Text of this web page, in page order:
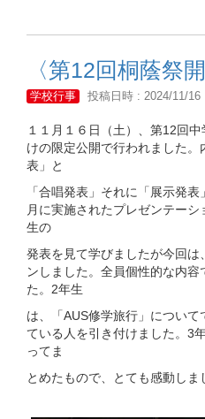
〈第12回桐蔭祭開
学校行事 投稿日時 : 2024/11/16
１１月１６日（土）、第12回
けの限定公開で行われました
表」と
「合唱発表」それに「展示発
月に実施されたプレゼンテー
生の
発表を見て学びましたが今回は
ンしました。全員個性的な内
た。2年生
は、「AUS修学旅行」につい
ている人を引き付けました。3
ってま
とめたもので、とても感動しま